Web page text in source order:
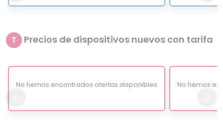
T Precios de dispositivos nuevos con tarifa
No hemos encontrados ofertas disponibles No hemos